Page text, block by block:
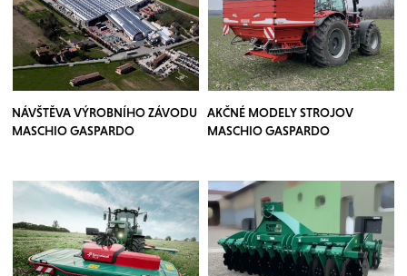
NÁVŠTĚVA VÝROBNÍHO ZÁVODU
MASCHIO GASPARDO
AKČNÉ MODELY STROJOV
MASCHIO GASPARDO